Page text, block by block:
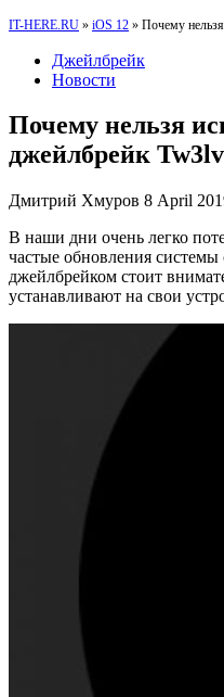
IT-HERE.RU » iOS 12 » Почему
Джейлбрейк
Новости
Почему нельзя
джейлбрейк
Дмитрий Хмуров 8 April
В наши дни очень легко
частые обновления
джейлбрейком стоит
устанавливают на свои